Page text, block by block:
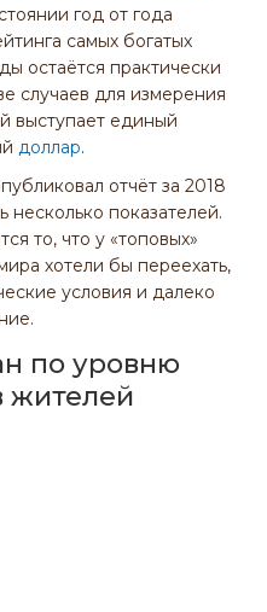
год от года
самых богатых
остаётся практически
случаев для измерения
выступает единый
доллар.
отчёт за 2018
несколько показателей.
то, что у «топовых»
хотели бы переехать,
условия и далеко
по уровню
жителей